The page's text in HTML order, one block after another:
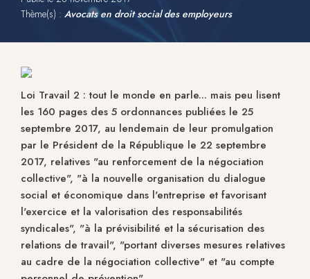
Thème(s) : Avocats en droit social des employeurs
Loi Travail 2 : tout le monde en parle... mais peu lisent
les 160 pages des 5 ordonnances publiées le 25
septembre 2017, au lendemain de leur promulgation
par le Président de la République le 22 septembre
2017, relatives "au renforcement de la négociation
collective", "à la nouvelle organisation du dialogue
social et économique dans l'entreprise et favorisant
l'exercice et la valorisation des responsabilités
syndicales", "à la prévisibilité et la sécurisation des
relations de travail", "portant diverses mesures relatives
au cadre de la négociation collective" et "au compte